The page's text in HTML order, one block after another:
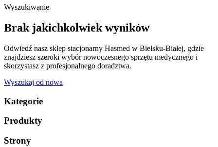
Wyszukiwanie
Brak jakichkolwiek wyników
Odwiedź nasz sklep stacjonarny Hasmed w Bielsku-Białej, gdzie
znajdziesz szeroki wybór nowoczesnego sprzętu medycznego i
skorzystasz z profesjonalnego doradztwa.
Wyszukaj od nowa
Kategorie
Produkty
Strony